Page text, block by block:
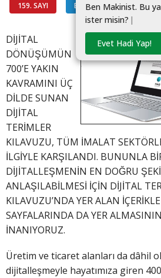
159. SAYI BİLGİ HATTI #
Ben Makinist. Bu ya
ister misin? |
Evet Hadi Yap!
DİJİTAL
DÖNÜŞÜMÜN
700’E YAKIN
KAVRAMINI ÜÇ
DİLDE SUNAN
DİJİTAL
TERİMLER
KILAVUZU, TÜM İMALAT
İLGİYLE KARŞILANDI. BUNUNLA
DİJİTALLEŞMENİN EN DOĞRU
ANLAŞILABİLMESİ İÇİN DİJİTAL
KILAVUZU’NDA YER ALAN
SAYFALARINDA DA YER
İNANIYORUZ.
Üretim ve ticaret alanları da dâhil
dijitalleşmeyle hayatımıza giren